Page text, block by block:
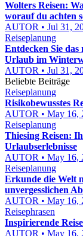
Wolters Reisen:
worauf du achten
AUTOR • Jul 31,
Reiseplanung
Entdecken Sie
Urlaub im
AUTOR • Jul 31,
Beliebte Beiträge
Reiseplanung
Risikobewusstes
AUTOR • May 16,
Reiseplanung
Thiesing Reisen:
Urlaubserlebnisse
AUTOR • May 16,
Reiseplanung
Erkunde die Welt
unvergesslichen
AUTOR • May 16,
Reisephrasen
Inspirierende
AUTOR • May 16,